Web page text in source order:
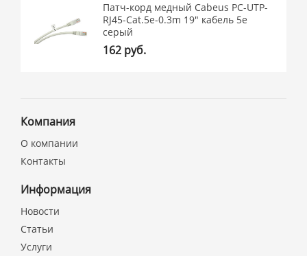
Патч-корд медный Cabeus PC-UTP-
RJ45-Cat.5e-0.3m 19" кабель 5e
серый
162 руб.
Компания
О компании
Контакты
Информация
Новости
Статьи
Услуги